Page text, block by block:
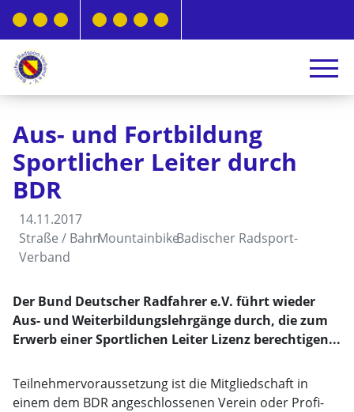
Aus- und Fortbildung
Sportlicher Leiter durch
BDR
14.11.2017
Straße / BahnMountainbikeBadischer Radsport-
Verband
Der Bund Deutscher Radfahrer e.V. führt wieder
Aus- und Weiterbildungslehrgänge durch, die zum
Erwerb einer Sportlichen Leiter Lizenz berechtigen...
Teilnehmervoraussetzung ist die Mitgliedschaft in
einem dem BDR angeschlossenen Verein oder Profi-